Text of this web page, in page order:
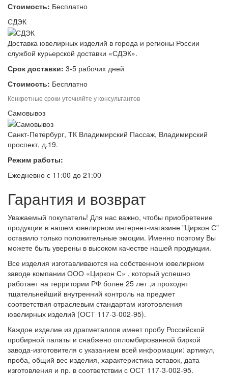
Стоимость: Бесплатно
СДЭК
Доставка ювелирных изделий в города и регионы России
службой курьерской доставки «СДЭК».
Срок доставки: 3-5 рабочих дней
Стоимость: Бесплатно
Конкретные сроки уточняйте у консультантов
Самовывоз
Санкт-Петербург, ТК Владимирский Пассаж, Владимирский
проспект, д.19.
Режим работы:
Ежедневно с 11:00 до 21:00
Гарантия и возврат
Уважаемый покупатель! Для нас важно, чтобы приобретение
продукции в нашем ювелирном интернет-магазине "Циркон С"
оставило только положительные эмоции. Именно поэтому Вы
можете быть уверены в высоком качестве нашей продукции.
Все изделия изготавливаются на собственном ювелирном
заводе компании ООО «Циркон С» , который успешно
работает на территории РФ более 25 лет ,и проходят
тщательнейший внутренний контроль на предмет
соответствия отраслевым стандартам изготовления
ювелирных изделий (ОСТ 117-3-002-95).
Каждое изделие из драгметаллов имеет пробу Российской
пробирной палаты и снабжено опломбированной биркой
завода-изготовителя с указанием всей информации: артикул,
проба, общий вес изделия, характеристика вставок, дата
изготовления и пр. в соответствии с ОСТ 117-3-002-95.